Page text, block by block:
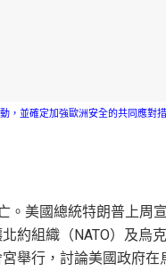
，並確定加強歐洲安全的共同應對
。美國總統特朗普上周
約組織（NATO）及烏
舉行，討論美國政府在